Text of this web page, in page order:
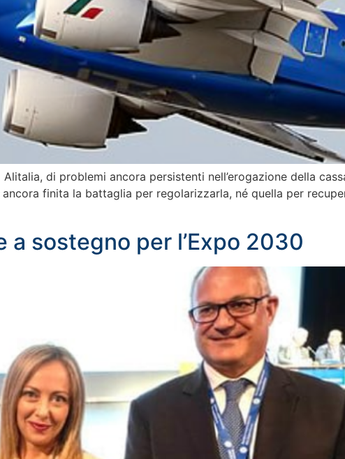
di problemi ancora persistenti nell’erogazione della
finita la battaglia per regolarizzarla, né quella per
sostegno per l’Expo 2030